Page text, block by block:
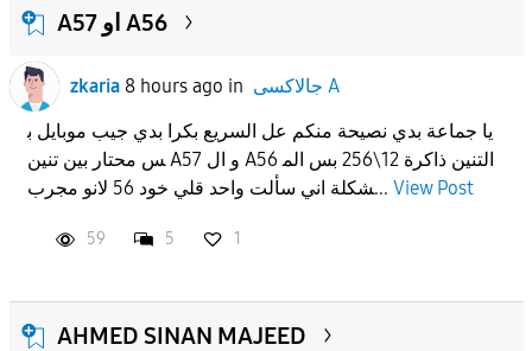
From
To
APPLY
A57 او A56
zkaria 8 hours ago in
جالاكسى A
يا جماعة بدي نصيحة منكم عل السريع بكرا بدي جيب موبايل ب
س محتار بين تنين A57 و ال A56 التنين ذاكرة 12\256 بس الم
شكلة اني سألت واحد قلي خود 56 لانو مجرب... View Post
59 5 1
AHMED SINAN MAJEED